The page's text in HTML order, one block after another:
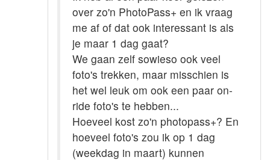
over zo'n PhotoPass+ en ik vraag
me af of dat ook interessant is als
je maar 1 dag gaat?
We gaan zelf sowieso ook veel
foto's trekken, maar misschien is
het wel leuk om ook een paar on-
ride foto's te hebben...
Hoeveel kost zo'n photopass+? En
hoeveel foto's zou ik op 1 dag
(weekdag in maart) kunnen